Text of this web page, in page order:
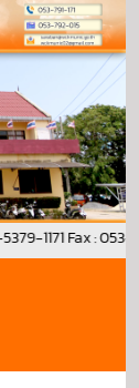
Fax : 053-